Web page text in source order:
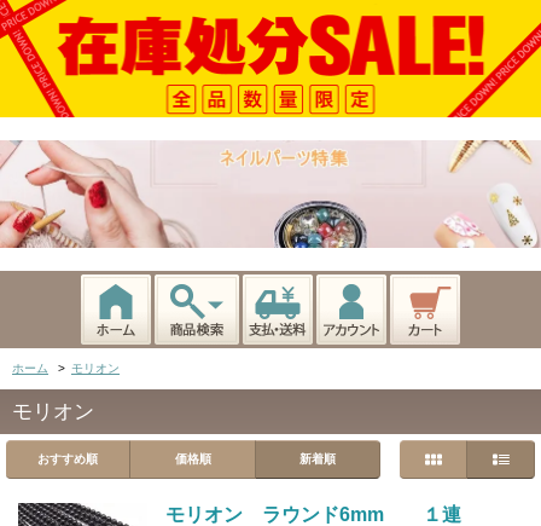
ホーム > モリオン
モリオン
おすすめ順 価格順 新着順
モリオン ラウンド6mm １連